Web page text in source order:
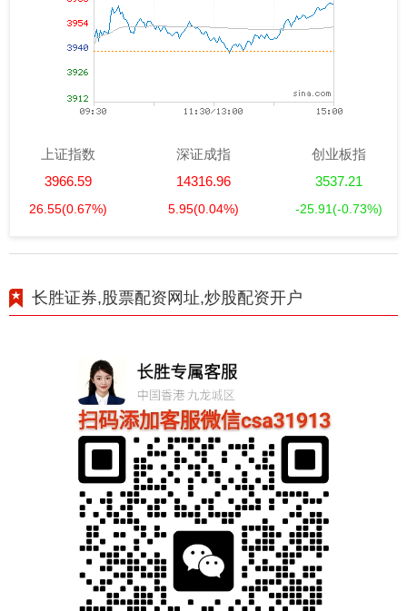
上证指数
3966.59
26.55(0.67%)
深证成指
14316.96
5.95(0.04%)
创业板指
3537.21
-25.91(-0.73%)
长胜证券,股票配资网址,炒股配资开户